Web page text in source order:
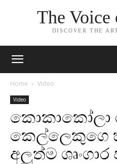
The Voice
DISCOVER THE
Home Video
Video
කොකාකෝලා
කෙල්ලෙකුගෙ
අලුත්ම